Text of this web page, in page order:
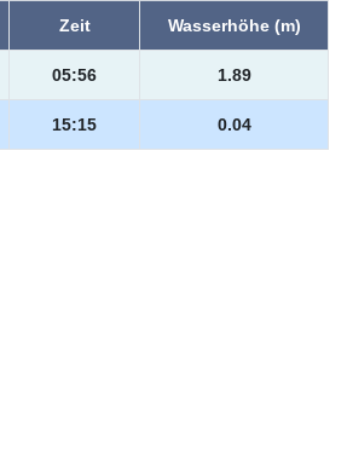
Zeit Wasserhöhe (m)
05:56 1.89
15:15 0.04